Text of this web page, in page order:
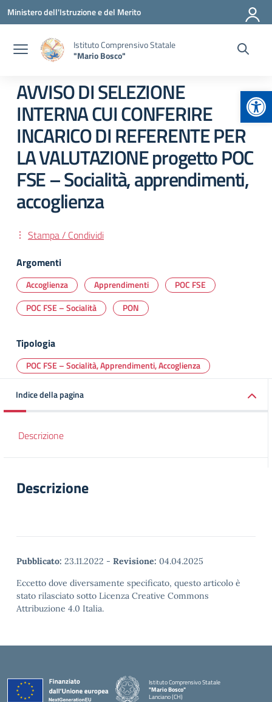
Vai ai contenuti
Vai al menu di navigazione
Vai al footer
Ministero dell'Istruzione e del Merito
Istituto Comprensivo Statale
"Mario Bosco"
AVVISO DI SELEZIONE
INTERNA CUI CONFERIRE
INCARICO DI REFERENTE PER
LA VALUTAZIONE progetto POC
FSE – Socialità, apprendimenti,
accoglienza
Stampa / Condividi
Argomenti
Accoglienza Apprendimenti
POC FSE
POC FSE – Socialità
PON
Tipologia
POC FSE – Socialità, Apprendimenti, Accoglienza
Indice della pagina
Descrizione
Descrizione
Pubblicato: 23.11.2022 - Revisione: 04.04.2025
Eccetto dove diversamente specificato, questo articolo è
stato rilasciato sotto Licenza Creative Commons
Attribuzione 4.0 Italia.
Istituto Comprensivo Statale
"Mario Bosco"
Lanciano (CH)